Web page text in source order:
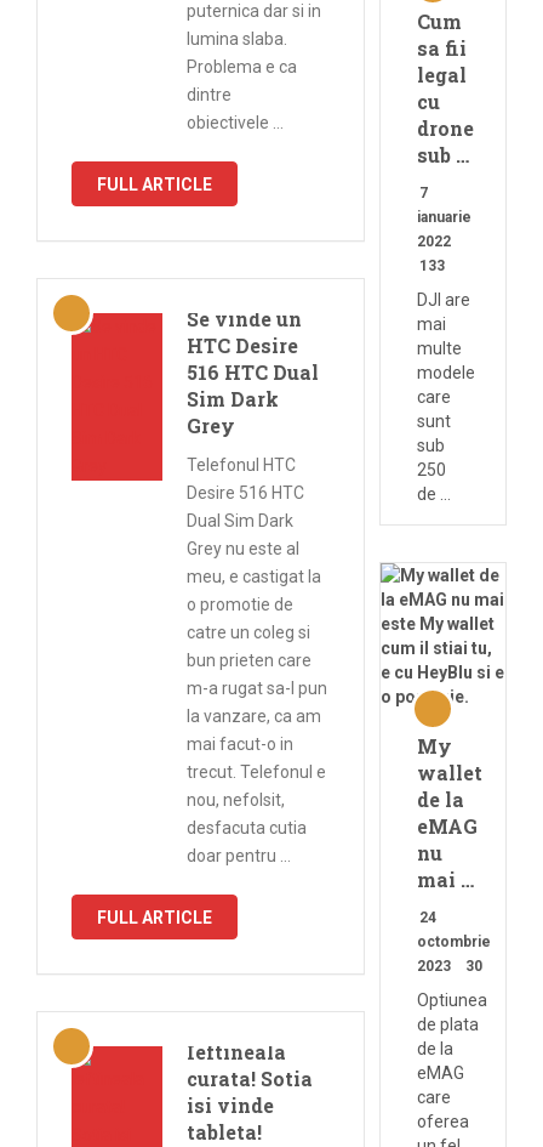
puternica dar si in
lumina slaba.
Problema e ca
dintre
obiectivele …
FULL ARTICLE
Se vinde un
HTC Desire
516 HTC Dual
Sim Dark
Grey
Telefonul HTC
Desire 516 HTC
Dual Sim Dark
Grey nu este al
meu, e castigat la
o promotie de
catre un coleg si
bun prieten care
m-a rugat sa-l pun
la vanzare, ca am
mai facut-o in
trecut. Telefonul e
nou, nefolsit,
desfacuta cutia
doar pentru …
FULL ARTICLE
Ieftineala
curata! Sotia
isi vinde
tableta!
Cum
sa fii
legal
cu
drone
sub …
7
ianuarie
2022
133
DJI are
mai
multe
modele
care
sunt
sub
250
de …
My
wallet
de la
eMAG
nu
mai …
24
octombrie
2023
30
Optiunea
de plata
de la
eMAG
care
oferea